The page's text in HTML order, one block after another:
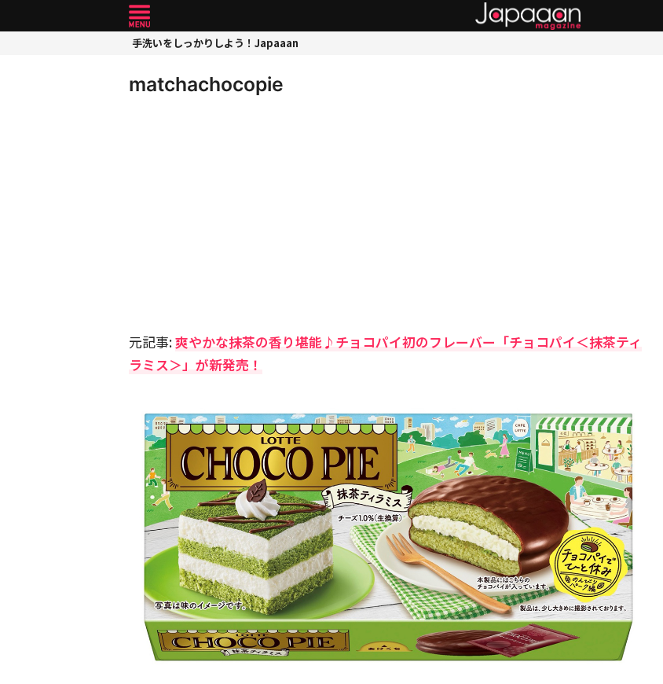
手洗いをしっかりしよう！Japaaan
matchachocopie
元記事:爽やかな抹茶の香り堪能♪チョコパイ初のフレーバー「チョコパイ＜抹茶ティ
ラミス＞」が新発売！